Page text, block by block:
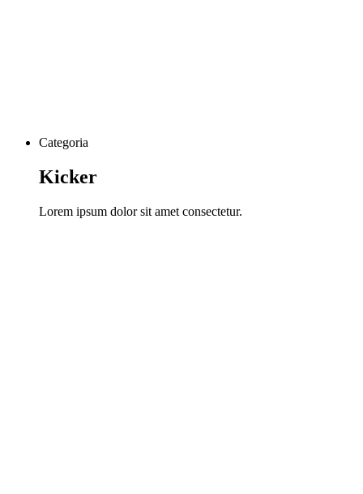
Categoria
Kicker
Lorem ipsum dolor sit amet consectetur.